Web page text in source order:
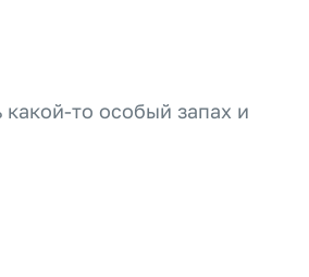
то особый запах и